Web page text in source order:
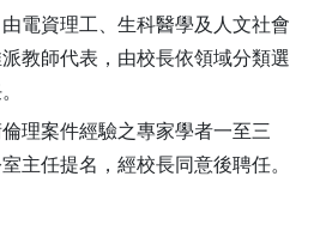
電資理工、生科醫學及人文社會
教師代表，由校長依領域分類選
理案件經驗之專家學者一至三
主任提名，經校長同意後聘任。